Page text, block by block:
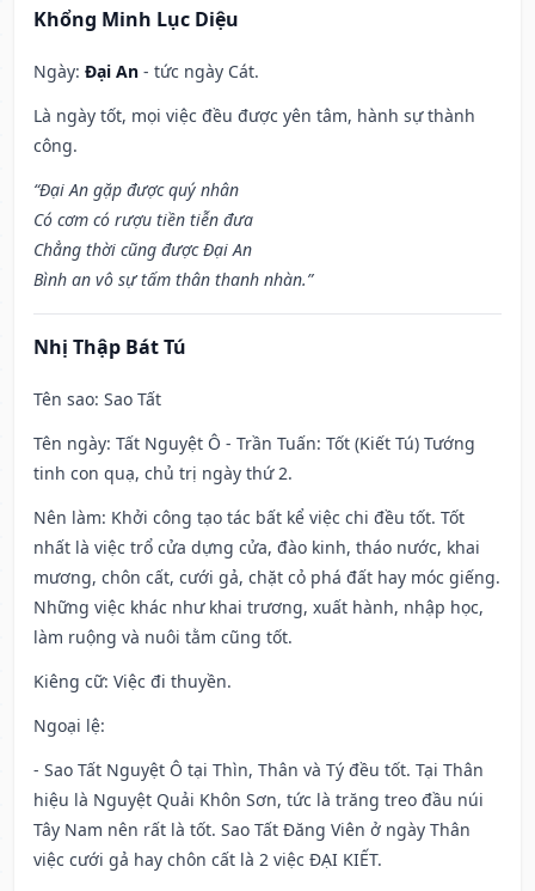
Khổng Minh Lục Diệu
Ngày: Đại An - tức ngày Cát.
Là ngày tốt, mọi việc đều được yên tâm, hành sự thành
công.
“Đại An gặp được quý nhân
Có cơm có rượu tiền tiễn đưa
Chẳng thời cũng được Đại An
Bình an vô sự tấm thân thanh nhàn.”
Nhị Thập Bát Tú
Tên sao: Sao Tất
Tên ngày: Tất Nguyệt Ô - Trần Tuấn: Tốt (Kiết Tú) Tướng
tinh con quạ, chủ trị ngày thứ 2.
Nên làm: Khởi công tạo tác bất kể việc chi đều tốt. Tốt
nhất là việc trổ cửa dựng cửa, đào kinh, tháo nước, khai
mương, chôn cất, cưới gả, chặt cỏ phá đất hay móc giếng.
Những việc khác như khai trương, xuất hành, nhập học,
làm ruộng và nuôi tằm cũng tốt.
Kiêng cữ: Việc đi thuyền.
Ngoại lệ:
- Sao Tất Nguyệt Ô tại Thìn, Thân và Tý đều tốt. Tại Thân
hiệu là Nguyệt Quải Khôn Sơn, tức là trăng treo đầu núi
Tây Nam nên rất là tốt. Sao Tất Đăng Viên ở ngày Thân
việc cưới gả hay chôn cất là 2 việc ĐẠI KIẾT.